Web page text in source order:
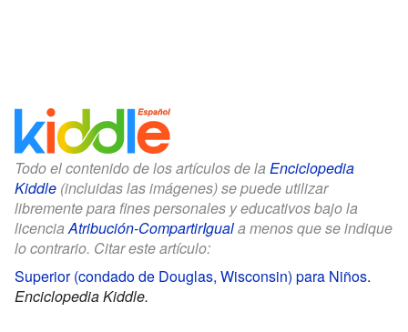
Todo el contenido de los artículos de la Enciclopedia
Kiddle (incluidas las imágenes) se puede utilizar
libremente para fines personales y educativos bajo la
licenciaAtribución-CompartirIguala menos que se indique
lo contrario. Citar este artículo:
Superior (condado de Douglas, Wisconsin) para Niños.
Enciclopedia Kiddle.